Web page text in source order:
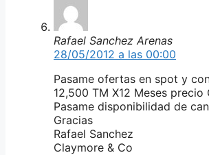
Rafael Sanchez Arenas
28/05/2012 a las 00:00
Pasame ofertas en spot y
12,500 TM X12 Meses precio
Pasame disponibilidad de
Gracias
Rafael Sanchez
Claymore & Co